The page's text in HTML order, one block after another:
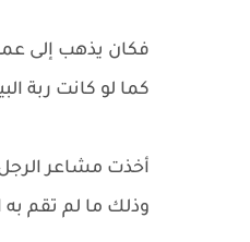
فكان يذهب إلى
كما لو كانت ربة
أخذت مشاعر الرجل
وذلك ما لم تقم به